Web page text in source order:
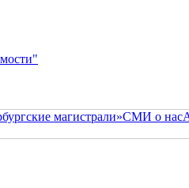
магистрали»СМИ о нас